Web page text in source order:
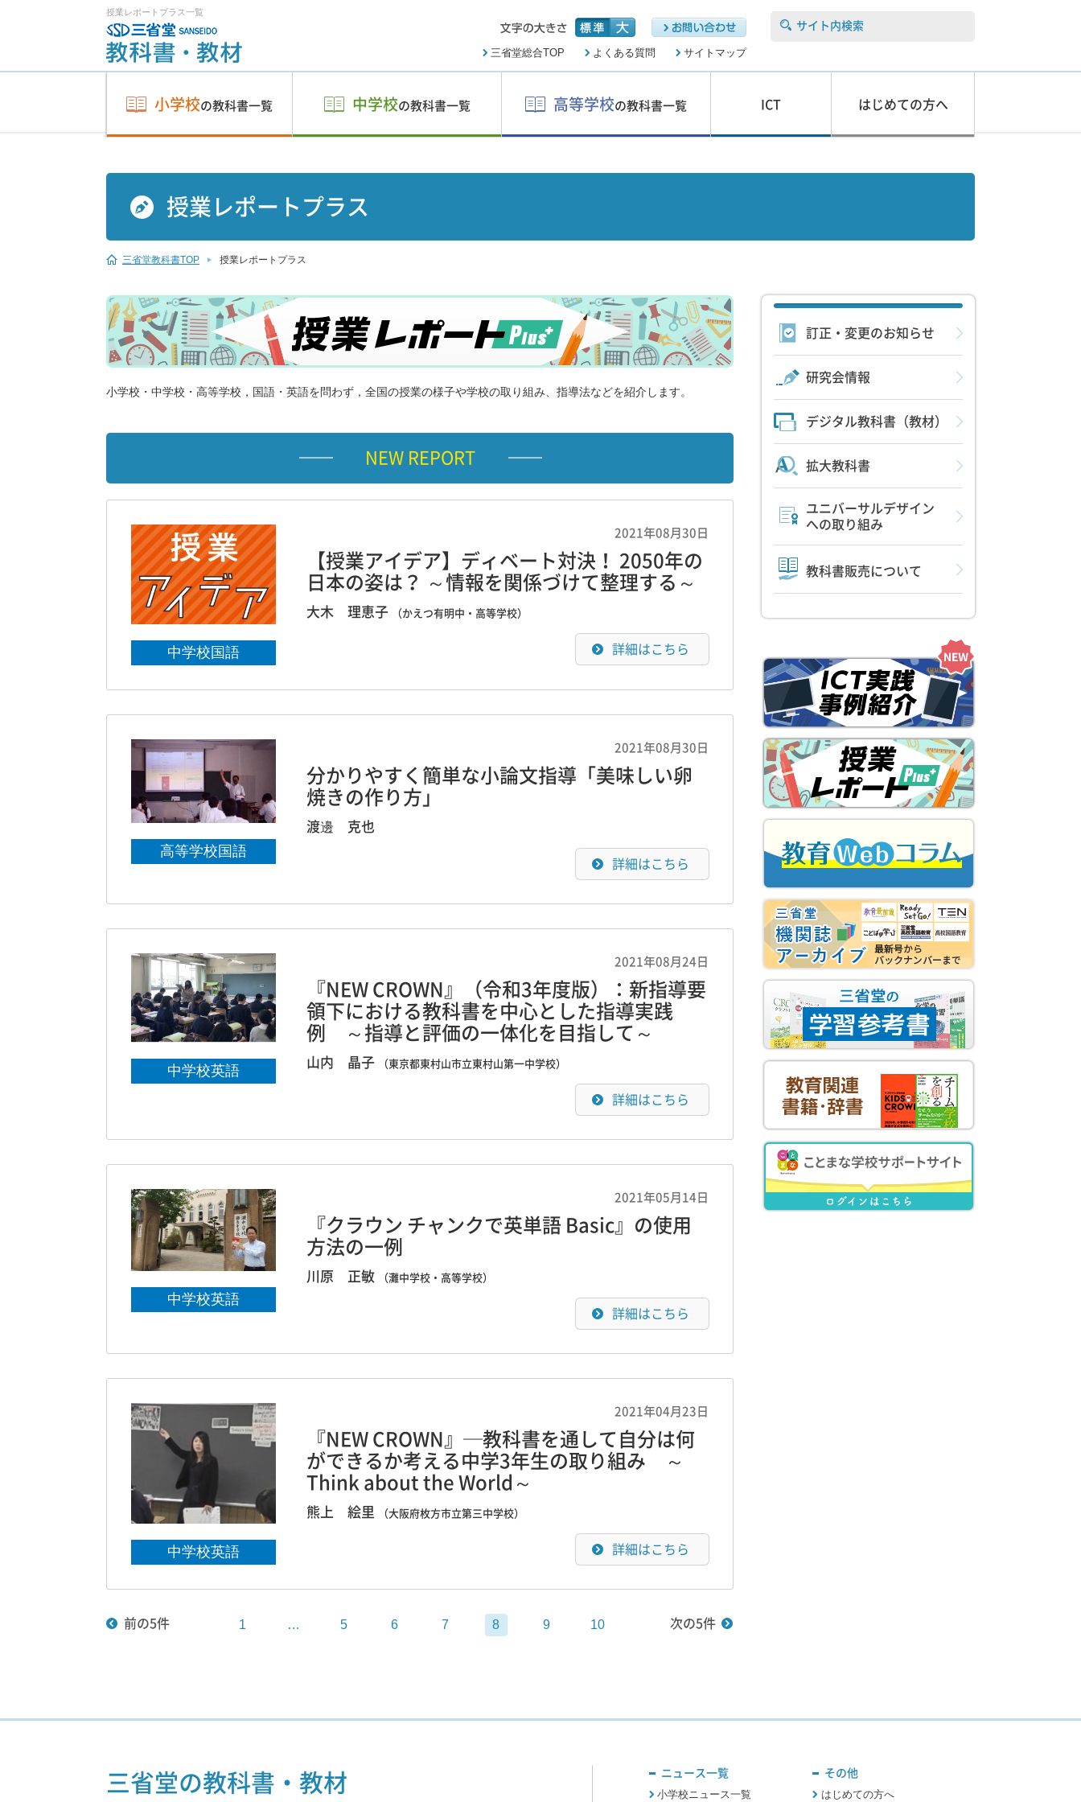
授業レポートプラス一覧
サイト内検索
三省堂総合TOP よくある質問 サイトマップ
小学校の教科書一覧 中学校の教科書一覧 高等学校の教科書一覧 ICT はじめての方へ
授業レポートプラス
三省堂教科書TOP 授業レポートプラス
小学校・中学校・高等学校，国語・英語を問わず，全国の授業の様子や学校の取り組み、指導法などを紹介します。
NEW REPORT
中学校国語
2021年08月30日
【授業アイデア】ディベート対決！ 2050年の
日本の姿は？ ～情報を関係づけて整理する～
大木 理恵子 （かえつ有明中・高等学校）
詳細はこちら
高等学校国語
2021年08月30日
分かりやすく簡単な小論文指導「美味しい卵
焼きの作り方」
渡邊 克也
詳細はこちら
中学校英語
2021年08月24日
『NEW CROWN』（令和3年度版）：新指導要
領下における教科書を中心とした指導実践
例 ～指導と評価の一体化を目指して～
山内 晶子 （東京都東村山市立東村山第一中学校）
詳細はこちら
中学校英語
2021年05月14日
『クラウン チャンクで英単語 Basic』の使用
方法の一例
川原 正敏 （灘中学校・高等学校）
詳細はこちら
中学校英語
2021年04月23日
『NEW CROWN』─教科書を通して自分は何
ができるか考える中学3年生の取り組み ～
Think about the World～
熊上 絵里 （大阪府枚方市立第三中学校）
詳細はこちら
前の5件 1 … 5 6 7 8 9 10 次の5件
訂正・変更のお知らせ
研究会情報
デジタル教科書（教材）
拡大教科書
ユニバーサルデザイン
への取り組み
教科書販売について
三省堂の教科書・教材 その他
はじめての方へ
ニュース一覧
小学校ニュース一覧